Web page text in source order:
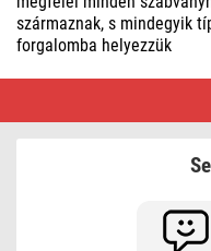
származnak, s mindegyik
forgalomba helyezzük